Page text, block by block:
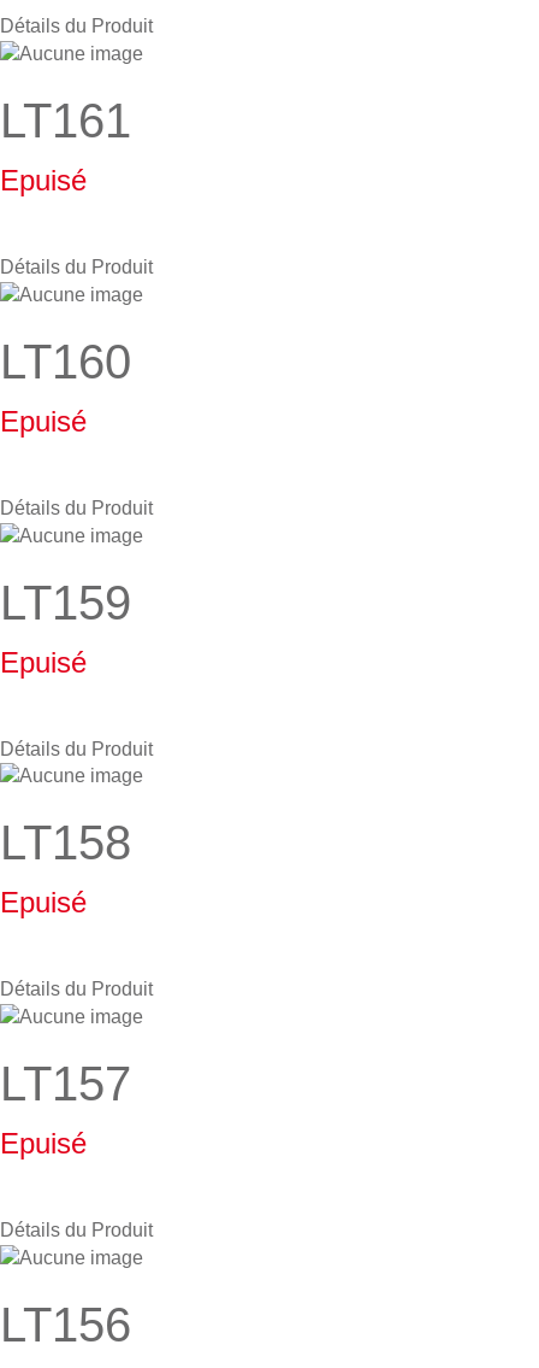
Détails du Produit
LT161
Epuisé
Détails du Produit
LT160
Epuisé
Détails du Produit
LT159
Epuisé
Détails du Produit
LT158
Epuisé
Détails du Produit
LT157
Epuisé
Détails du Produit
LT156